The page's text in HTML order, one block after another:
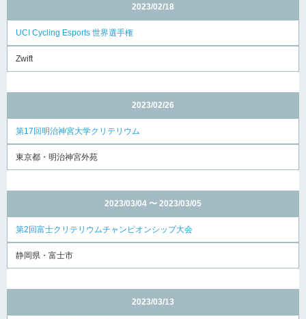
2023/02/18
UCI Cycling Esports 世界選手権
Zwift
2023/02/26
第17回明治神宮大学クリテリウム
東京都・明治神宮外苑
2023/03/04 〜 2023/03/05
第2回富士クリテリウムチャンピオンシップ大会
静岡県・富士市
2023/03/13